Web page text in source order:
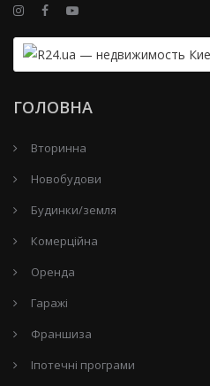
ГОЛОВНА
Вторинна
Новобудови
Будинки/земля
Комерційна
Оренда
Гаражі
Франшиза
Іпотечні програми